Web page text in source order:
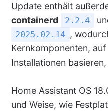
Update enthält
containerd
2.2.4
2025.02.14 ,
Kernkomponenten,
Installationen
Home Assistant OS
und Weise, wie